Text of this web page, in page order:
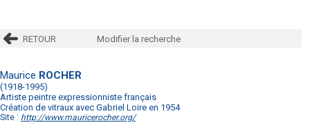
RETOUR Modifier la recherche
Maurice ROCHER
(1918-1995)
Artiste peintre expressionniste français
Création de vitraux avec Gabriel Loire en 1954
Site : http://www.mauricerocher.org/